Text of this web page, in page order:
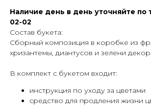
Наличие день в день уточняйте по
02-02
Состав букета:
Сборный композиция в коробке из
хризантемы, диантусов и зелени
В комплект с букетом входит:
инструкция по уходу за цветами
средство для продления жизни